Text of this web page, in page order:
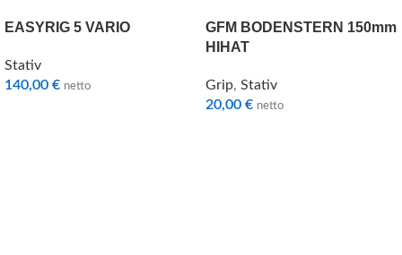
EASYRIG 5 VARIO
Stativ
140,00 € netto
GFM BODENSTERN 150mm
HIHAT
Grip, Stativ
20,00 € netto